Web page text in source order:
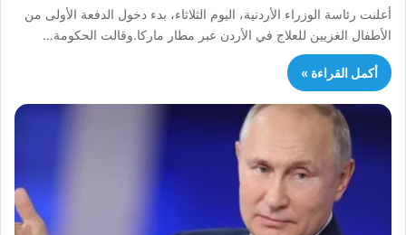
أعلنت رئاسة الوزراء الأردنية، اليوم الثلاثاء، بدء دخول الدفعة الأولى من
الأطفال الغزيين للعلاج في الأردن عبر مطار ماركا.وقالت الحكومة…
أكمل القراءة »